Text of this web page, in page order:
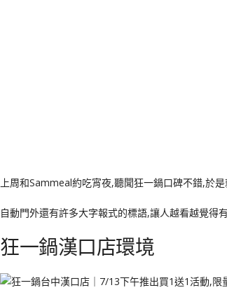
上周和Sammeal約吃宵夜,聽聞狂一鍋口碑不錯,於
自動門外還有許多大字報式的標語,讓人越看越覺得
狂一鍋漢口店環境